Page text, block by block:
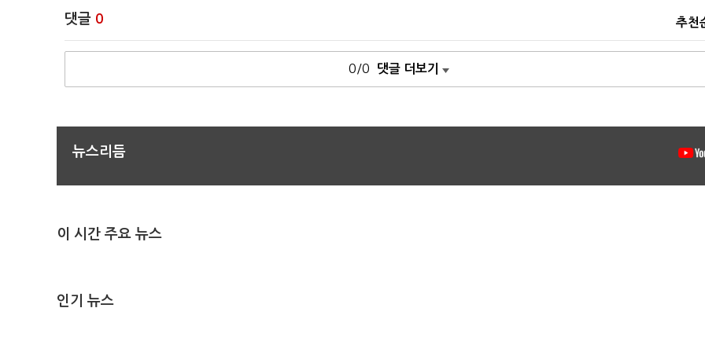
댓글 0 추천
0/0 댓글 더보기
뉴스리듬
이 시간 주요 뉴스
인기 뉴스